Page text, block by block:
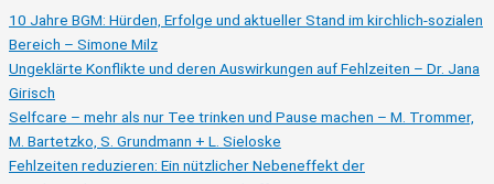
bis
20.11.)
10 Jahre BGM: Hürden, Erfolge und aktueller Stand im kirchlich-sozialen
Bereich – Simone Milz
Ungeklärte Konflikte und deren Auswirkungen auf Fehlzeiten – Dr. Jana
Girisch
Selfcare – mehr als nur Tee trinken und Pause machen – M. Trommer,
M. Bartetzko, S. Grundmann + L. Sieloske
Fehlzeiten reduzieren: Ein nützlicher Nebeneffekt der